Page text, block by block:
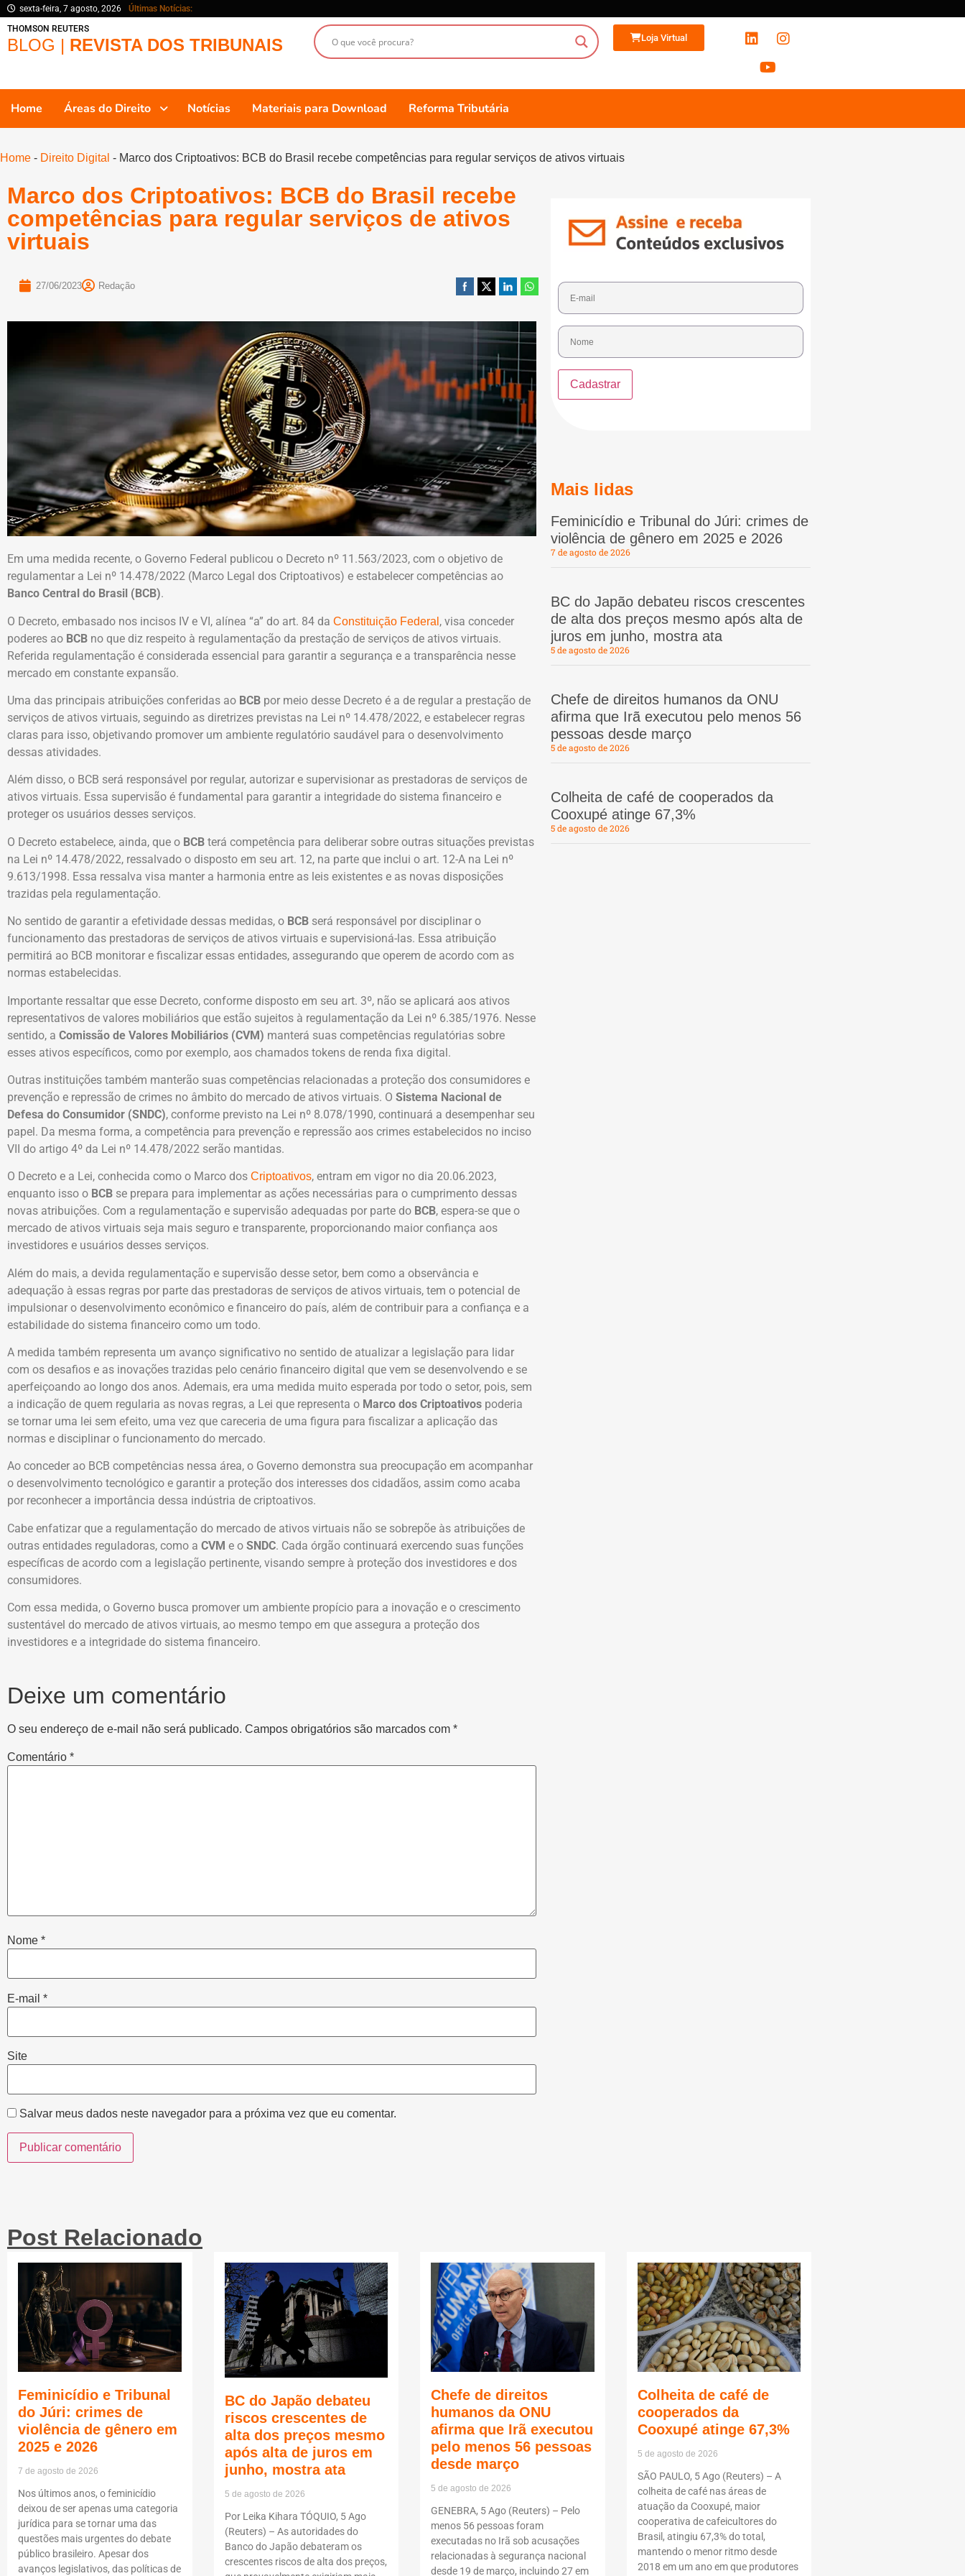
sexta-feira, 7 agosto, 2026
Últimas Notícias:
THOMSON REUTERS
BLOG | REVISTA DOS TRIBUNAIS Loja Virtual
Home Áreas do Direito Notícias Materiais para Download Reforma Tributária
Home - Direito Digital - Marco dos Criptoativos: BCB do Brasil recebe competências para regular serviços de ativos virtuais
Marco dos Criptoativos: BCB do Brasil recebe
competências para regular serviços de ativos
virtuais
27/06/2023 Redação
Em uma medida recente, o Governo Federal publicou o Decreto nº 11.563/2023, com o objetivo de
regulamentar a Lei nº 14.478/2022 (Marco Legal dos Criptoativos) e estabelecer competências ao
Banco Central do Brasil (BCB).
O Decreto, embasado nos incisos IV e VI, alínea “a” do art. 84 da Constituição Federal , visa conceder
poderes ao BCB no que diz respeito à regulamentação da prestação de serviços de ativos virtuais.
Referida regulamentação é considerada essencial para garantir a segurança e a transparência nesse
mercado em constante expansão.
Uma das principais atribuições conferidas ao BCB por meio desse Decreto é a de regular a prestação de
serviços de ativos virtuais, seguindo as diretrizes previstas na Lei nº 14.478/2022, e estabelecer regras
claras para isso, objetivando promover um ambiente regulatório saudável para o desenvolvimento
dessas atividades.
Além disso, o BCB será responsável por regular, autorizar e supervisionar as prestadoras de serviços de
ativos virtuais. Essa supervisão é fundamental para garantir a integridade do sistema financeiro e
proteger os usuários desses serviços.
O Decreto estabelece, ainda, que o BCB terá competência para deliberar sobre outras situações previstas
na Lei nº 14.478/2022, ressalvado o disposto em seu art. 12, na parte que inclui o art. 12-A na Lei nº
9.613/1998. Essa ressalva visa manter a harmonia entre as leis existentes e as novas disposições
trazidas pela regulamentação.
No sentido de garantir a efetividade dessas medidas, o BCB será responsável por disciplinar o
funcionamento das prestadoras de serviços de ativos virtuais e supervisioná-las. Essa atribuição
permitirá ao BCB monitorar e fiscalizar essas entidades, assegurando que operem de acordo com as
normas estabelecidas.
Importante ressaltar que esse Decreto, conforme disposto em seu art. 3º, não se aplicará aos ativos
representativos de valores mobiliários que estão sujeitos à regulamentação da Lei nº 6.385/1976. Nesse
sentido, a Comissão de Valores Mobiliários (CVM) manterá suas competências regulatórias sobre
esses ativos específicos, como por exemplo, aos chamados tokens de renda fixa digital.
Outras instituições também manterão suas competências relacionadas a proteção dos consumidores e
prevenção e repressão de crimes no âmbito do mercado de ativos virtuais. O Sistema Nacional de
Defesa do Consumidor (SNDC), conforme previsto na Lei nº 8.078/1990, continuará a desempenhar seu
papel. Da mesma forma, a competência para prevenção e repressão aos crimes estabelecidos no inciso
VII do artigo 4º da Lei nº 14.478/2022 serão mantidas.
O Decreto e a Lei, conhecida como o Marco dos Criptoativos, entram em vigor no dia 20.06.2023,
enquanto isso o BCB se prepara para implementar as ações necessárias para o cumprimento dessas
novas atribuições. Com a regulamentação e supervisão adequadas por parte do BCB, espera-se que o
mercado de ativos virtuais seja mais seguro e transparente, proporcionando maior confiança aos
investidores e usuários desses serviços.
Além do mais, a devida regulamentação e supervisão desse setor, bem como a observância e
adequação à essas regras por parte das prestadoras de serviços de ativos virtuais, tem o potencial de
impulsionar o desenvolvimento econômico e financeiro do país, além de contribuir para a confiança e a
estabilidade do sistema financeiro como um todo.
A medida também representa um avanço significativo no sentido de atualizar a legislação para lidar
com os desafios e as inovações trazidas pelo cenário financeiro digital que vem se desenvolvendo e se
aperfeiçoando ao longo dos anos. Ademais, era uma medida muito esperada por todo o setor, pois, sem
a indicação de quem regularia as novas regras, a Lei que representa o Marco dos Criptoativos poderia
se tornar uma lei sem efeito, uma vez que careceria de uma figura para fiscalizar a aplicação das
normas e disciplinar o funcionamento do mercado.
Ao conceder ao BCB competências nessa área, o Governo demonstra sua preocupação em acompanhar
o desenvolvimento tecnológico e garantir a proteção dos interesses dos cidadãos, assim como acaba
por reconhecer a importância dessa indústria de criptoativos.
Cabe enfatizar que a regulamentação do mercado de ativos virtuais não se sobrepõe às atribuições de
outras entidades reguladoras, como a CVM e o SNDC. Cada órgão continuará exercendo suas funções
específicas de acordo com a legislação pertinente, visando sempre à proteção dos investidores e dos
consumidores.
Com essa medida, o Governo busca promover um ambiente propício para a inovação e o crescimento
sustentável do mercado de ativos virtuais, ao mesmo tempo em que assegura a proteção dos
investidores e a integridade do sistema financeiro.
Deixe um comentário
O seu endereço de e-mail não será publicado. Campos obrigatórios são marcados com *
Comentário *
Nome *
E-mail *
Site
Salvar meus dados neste navegador para a próxima vez que eu comentar.
Mais lidas
Feminicídio e Tribunal do Júri: crimes de
violência de gênero em 2025 e 2026
7 de agosto de 2026
BC do Japão debateu riscos crescentes
de alta dos preços mesmo após alta de
juros em junho, mostra ata
5 de agosto de 2026
Chefe de direitos humanos da ONU
afirma que Irã executou pelo menos 56
pessoas desde março
5 de agosto de 2026
Colheita de café de cooperados da
Cooxupé atinge 67,3%
5 de agosto de 2026
Post Relacionado
Feminicídio e Tribunal
do Júri: crimes de
violência de gênero em
2025 e 2026
7 de agosto de 2026
Nos últimos anos, o feminicídio
deixou de ser apenas uma categoria
jurídica para se tornar uma das
questões mais urgentes do debate
público brasileiro. Apesar dos
avanços legislativos, das políticas de
BC do Japão debateu
riscos crescentes de
alta dos preços mesmo
após alta de juros em
junho, mostra ata
5 de agosto de 2026
Por Leika Kihara TÓQUIO, 5 Ago
(Reuters) – As autoridades do
Banco do Japão debateram os
crescentes riscos de alta dos preços,
Chefe de direitos
humanos da ONU
afirma que Irã executou
pelo menos 56 pessoas
desde março
5 de agosto de 2026
GENEBRA, 5 Ago (Reuters) – Pelo
menos 56 pessoas foram
executadas no Irã sob acusações
relacionadas à segurança nacional
desde 19 de março, incluindo 27 em
Colheita de café de
cooperados da
Cooxupé atinge 67,3%
5 de agosto de 2026
SÃO PAULO, 5 Ago (Reuters) – A
colheita de café nas áreas de
atuação da Cooxupé, maior
cooperativa de cafeicultores do
Brasil, atingiu 67,3% do total,
mantendo o menor ritmo desde
2018 em um ano em que produtores